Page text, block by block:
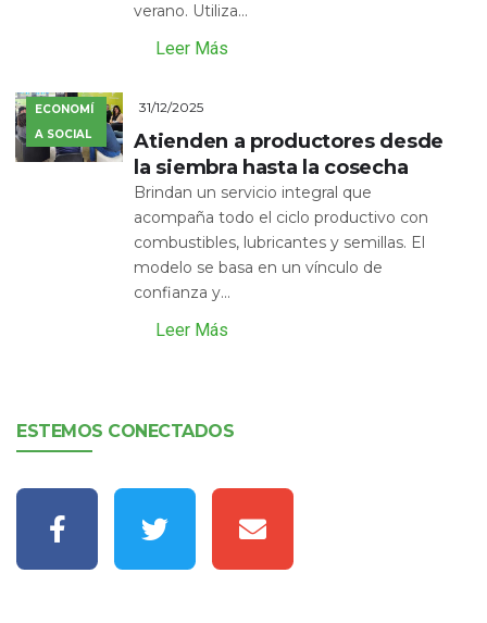
verano. Utiliza...
Leer Más
ECONOMÍ
A SOCIAL
31/12/2025
Atienden a productores desde
la siembra hasta la cosecha
Brindan un servicio integral que
acompaña todo el ciclo productivo con
combustibles, lubricantes y semillas. El
modelo se basa en un vínculo de
confianza y...
Leer Más
ESTEMOS CONECTADOS